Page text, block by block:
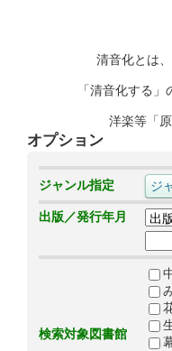
清音化とは
「清音化する
洋楽等「
オプション
ジャンル指定
出版／発行年月
検索対象図書館